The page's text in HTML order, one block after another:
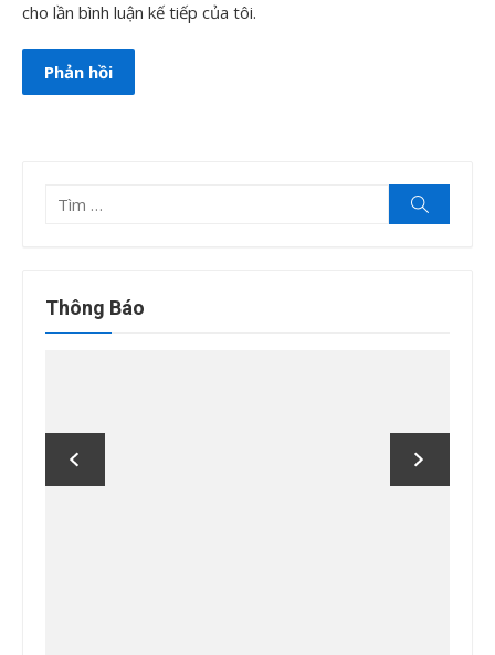
cho lần bình luận kế tiếp của tôi.
Tìm
kiếm
Thông Báo